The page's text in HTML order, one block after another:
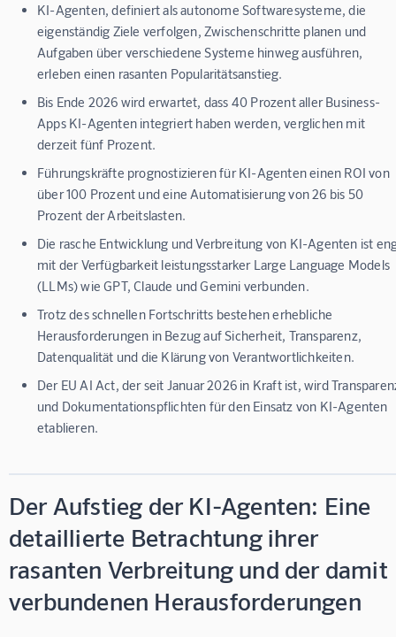
KI-Agenten, definiert als autonome Softwaresysteme, die
eigenständig Ziele verfolgen, Zwischenschritte planen und
Aufgaben über verschiedene Systeme hinweg ausführen,
erleben einen rasanten Popularitätsanstieg.
Bis Ende 2026 wird erwartet, dass 40 Prozent aller Business-
Apps KI-Agenten integriert haben werden, verglichen mit
derzeit fünf Prozent.
Führungskräfte prognostizieren für KI-Agenten einen ROI von
über 100 Prozent und eine Automatisierung von 26 bis 50
Prozent der Arbeitslasten.
Die rasche Entwicklung und Verbreitung von KI-Agenten ist
mit der Verfügbarkeit leistungsstarker Large Language Models
(LLMs) wie GPT, Claude und Gemini verbunden.
Trotz des schnellen Fortschritts bestehen erhebliche
Herausforderungen in Bezug auf Sicherheit, Transparenz,
Datenqualität und die Klärung von Verantwortlichkeiten.
Der EU AI Act, der seit Januar 2026 in Kraft ist, wird
und Dokumentationspflichten für den Einsatz von KI-Agenten
etablieren.
Der Aufstieg der KI-Agenten: Eine
detaillierte Betrachtung ihrer
rasanten Verbreitung und der damit
verbundenen Herausforderungen